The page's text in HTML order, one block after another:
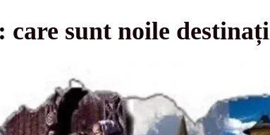
care sunt noile